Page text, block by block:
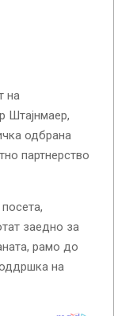
на
Штајнмаер,
одбрана
партнерство
заедно за
рамо до
на